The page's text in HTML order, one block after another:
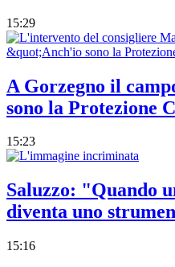
15:29
A Gorzegno il
sono la Protezione
15:23
Saluzzo: "Quando
diventa uno
15:16